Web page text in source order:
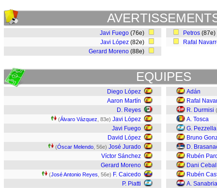
Javi Fuego (76e)
Javi López (82e)
Gerard Moreno (88e)
Petros
Rafal
EQUIPES
Diego López
Aaron Martín
D. Reyes
(Álvaro Vázquez , 83e) Javi López
Javi Fuego
David López
(Óscar Melendo , 56e) José Jurado
Víctor Sánchez
Gerard Moreno
(José Antonio Reyes , 56e) F. Caicedo
P. Piatti
Adán
Rafal
R. Durmisi (
A. Tosca
G. Pezzella
Bruno
D.
Rubén
Dani
Rubén
A. Sanabria